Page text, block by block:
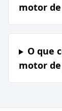
motor
O que
motor